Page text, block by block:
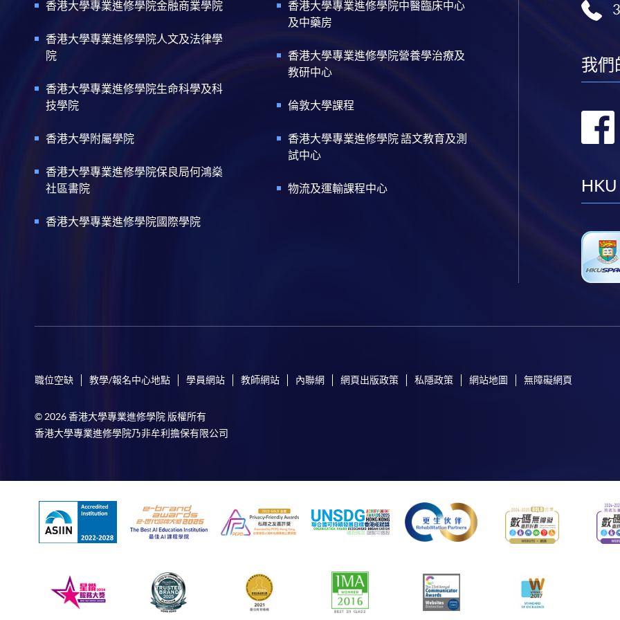
香港大學專業進修學院金融商業學院
香港大學專業進修學院人文及法律學
院
香港大學專業進修學院生命科學及科
技學院
香港大學附屬學院
香港大學專業進修學院保良局何鴻燊
社區書院
香港大學專業進修學院國際學院
香港大學專業進修學院中醫臨床中心
及中藥房
香港大學專業進修學院營養學治療及
教研中心
倫敦大學課程
香港大學專業進修學院 語文教育及測
試中心
物流及運輸課程中心
我們
HKU
職位空缺 教學/報名中心地點 學員網站 教師網站 內聯網 網頁出版政策 私隱政策 網站地圖 無障礙網頁
© 2026 香港大學專業進修學院 版權所有
香港大學專業進修學院乃非牟利擔保有限公司